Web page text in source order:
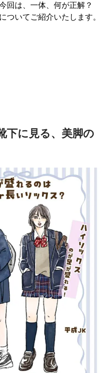
は、一体、何が正解？
ついてご紹介いたします。
下に見る、美脚の